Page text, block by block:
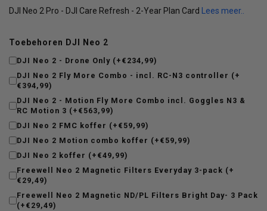
DJI Neo 2 Pro - DJI Care Refresh - 2-Year Plan Card Lees meer..
Toebehoren DJI Neo 2
DJI Neo 2 - Drone Only (+€234,99)
DJI Neo 2 Fly More Combo - incl. RC-N3 controller (+
€394,99)
DJI Neo 2 - Motion Fly More Combo incl. Goggles N3 &
RC Motion 3 (+€563,99)
DJI Neo 2 FMC koffer (+€59,99)
DJI Neo 2 Motion combo koffer (+€59,99)
DJI Neo 2 koffer (+€49,99)
Freewell Neo 2 Magnetic Filters Everyday 3-pack (+
€29,49)
Freewell Neo 2 Magnetic ND/PL Filters Bright Day- 3 Pack
(+€29,49)